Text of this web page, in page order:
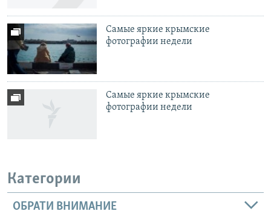
Самые яркие крымские
фотографии недели
Самые яркие крымские
фотографии недели
Категории
ОБРАТИ ВНИМАНИЕ